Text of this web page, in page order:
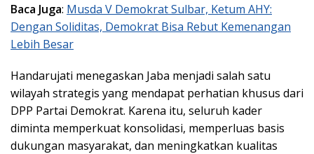
Baca Juga: Musda V Demokrat Sulbar, Ketum AHY:
Dengan Soliditas, Demokrat Bisa Rebut Kemenangan
Lebih Besar
Handarujati menegaskan Jaba menjadi salah satu
wilayah strategis yang mendapat perhatian khusus dari
DPP Partai Demokrat. Karena itu, seluruh kader
diminta memperkuat konsolidasi, memperluas basis
dukungan masyarakat, dan meningkatkan kualitas